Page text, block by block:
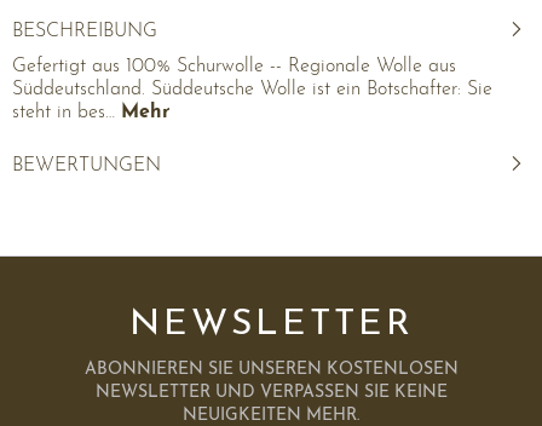
BESCHREIBUNG
Gefertigt aus 100% Schurwolle -- Regionale Wolle aus
Süddeutschland. Süddeutsche Wolle ist ein Botschafter: Sie
steht in bes… Mehr
BEWERTUNGEN
NEWSLETTER
ABONNIEREN SIE UNSEREN KOSTENLOSEN
NEWSLETTER UND VERPASSEN SIE KEINE
NEUIGKEITEN MEHR.